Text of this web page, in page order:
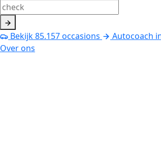
Bekijk85.157occasions
Autocoach
Over ons